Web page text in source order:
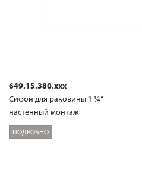
649.15.380.xxx
Сифон для раковины 1 ¼“
настенный монтаж
ПОДРОБНО